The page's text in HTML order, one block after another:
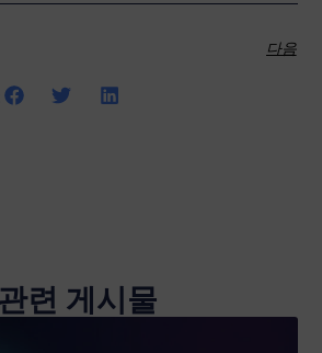
다음
관련 게시물